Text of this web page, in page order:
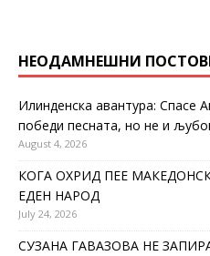
НЕОДАМНЕШНИ
Илинденска авантура: Спасе
победи песната, но не и
August 4, 2026
КОГА ОХРИД ПЕЕ
ЕДЕН НАРОД
July 24, 2026
СУЗАНА ГАВАЗОВА НЕ